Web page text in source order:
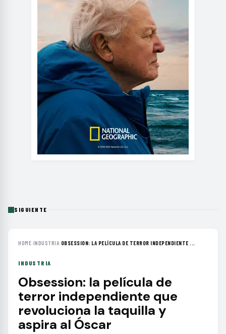
SIGUIENTE
HOME›INDUSTRIA› OBSESSION: LA PELÍCULA DE TERROR INDEPENDIENTE ...
INDUSTRIA
Obsession: la película de
terror independiente que
revoluciona la taquilla y
aspira al Óscar